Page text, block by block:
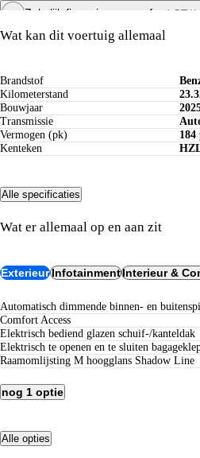
Zakelijk financieren vanafexcl. BTW
Wat kan dit voertuig allemaal
Brandstof
Kilometerstand
Bouwjaar
Transmissie
Vermogen (pk)
184
Kenteken
Alle specificaties
Wat er allemaal op en aan zit
ExterieurInfotainmentInterieur &
Automatisch dimmende binnen- en
Comfort Access
Elektrisch bediend glazen schuif-/kanteldak
Elektrisch te openen en te sluiten
Raamomlijsting M hoogglans Shadow Line
nog 1 optie
Alle opties